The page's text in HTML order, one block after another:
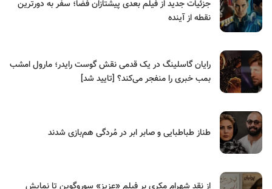
جزئیات جدید از فیلم بعدی پیشتازان فضا؛ سفر به دورترین
نقطه از آینده
رایان گاسلینگ در یک قدمی نقش گوست رایدر؛ مارول امشب
بمب خبری را منفجر می‌کند؟ [تایید شد]
طناز طباطبایی و صابر ابر در مُردگی هم‌بازی شدند